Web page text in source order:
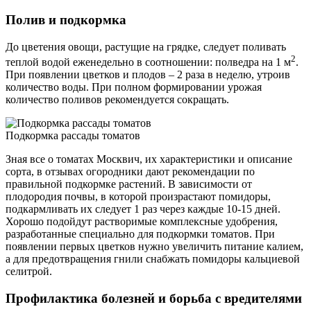
Полив и подкормка
До цветения овощи, растущие на грядке, следует поливать
теплой водой еженедельно в соотношении: полведра на 1 м2.
При появлении цветков и плодов – 2 раза в неделю, утроив
количество воды. При полном формировании урожая
количество поливов рекомендуется сокращать.
Подкормка рассады томатов
Зная все о томатах Москвич, их характеристики и описание
сорта, в отзывах огородники дают рекомендации по
правильной подкормке растений. В зависимости от
плодородия почвы, в которой произрастают помидоры,
подкармливать их следует 1 раз через каждые 10-15 дней.
Хорошо подойдут растворимые комплексные удобрения,
разработанные специально для подкормки томатов. При
появлении первых цветков нужно увеличить питание калием,
а для предотвращения гнили снабжать помидоры кальциевой
селитрой.
Профилактика болезней и борьба с вредителями